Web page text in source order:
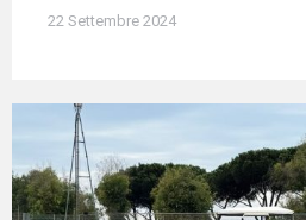
22 Settembre 2024